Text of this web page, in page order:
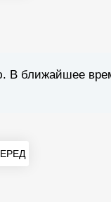
В ближайшее